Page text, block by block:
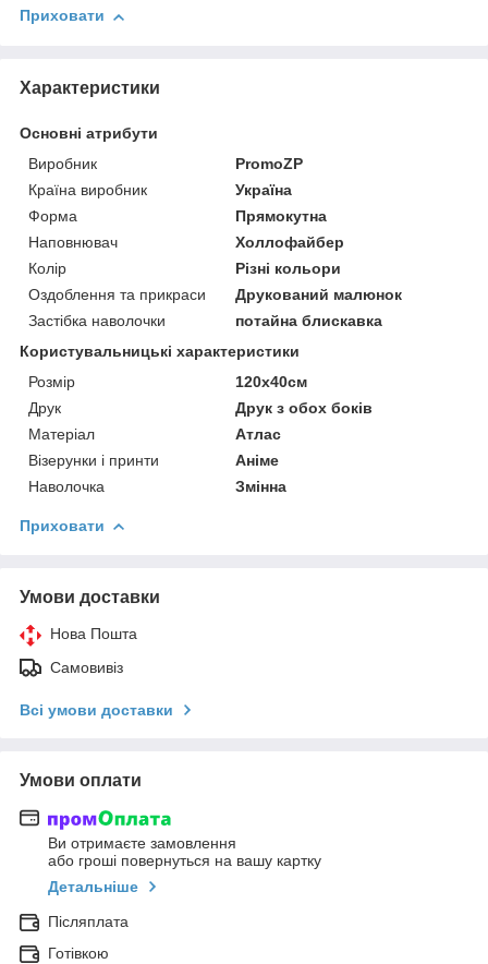
Приховати
Характеристики
Основні атрибути
Виробник
PromoZP
Країна виробник
Україна
Форма
Прямокутна
Наповнювач
Холлофайбер
Колір
Різні кольори
Оздоблення та прикраси
Друкований малюнок
Застібка наволочки
потайна блискавка
Користувальницькі характеристики
Розмір
120х40см
Друк
Друк з обох боків
Матеріал
Атлас
Візерунки і принти
Аніме
Наволочка
Змінна
Приховати
Умови доставки
Нова Пошта
Самовивіз
Всі умови доставки
Умови оплати
Ви отримаєте замовлення
або гроші повернуться на вашу картку
Детальніше
Післяплата
Готівкою